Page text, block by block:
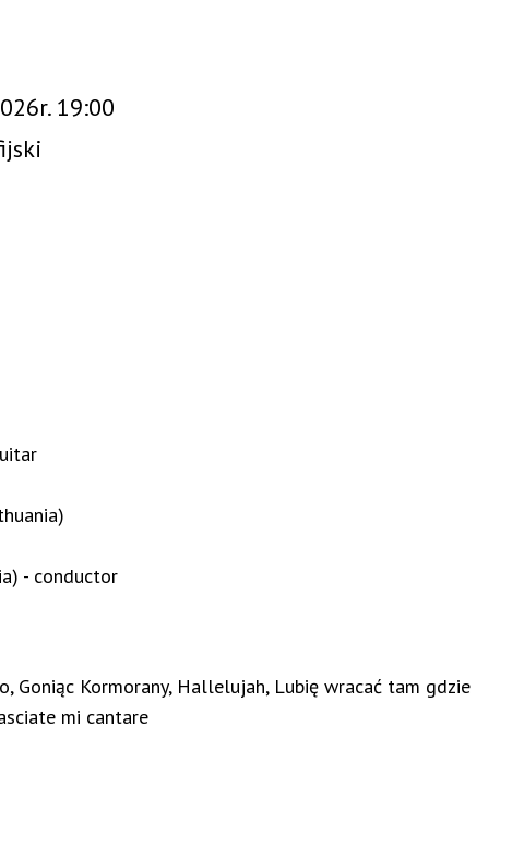
19:00
- conductor
Goniąc Kormorany, Hallelujah, Lubię wracać tam gdzie
mi cantare